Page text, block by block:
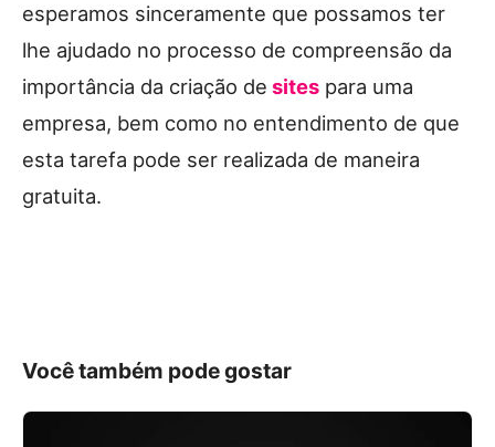
esperamos sinceramente que possamos ter
lhe ajudado no processo de compreensão da
importância da criação de sites para uma
empresa, bem como no entendimento de que
esta tarefa pode ser realizada de maneira
gratuita.
Você também pode gostar